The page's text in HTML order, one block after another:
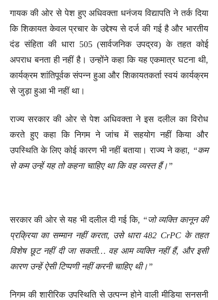
गायक की ओर से पेश हुए अधिवक्ता धनंजय विद्यापति ने तर्क दिया
कि शिकायत केवल प्रचार के उद्देश्य से दर्ज की गई है और भारतीय
दंड संहिता की धारा 505 (सार्वजनिक उपद्रव) के तहत कोई
अपराध बनता ही नहीं है। उन्होंने कहा कि यह एकमात्र घटना थी,
कार्यक्रम शांतिपूर्वक संपन्न हुआ और शिकायतकर्ता स्वयं कार्यक्रम
से जुड़ा हुआ भी नहीं था।
राज्य सरकार की ओर से पेश अधिवक्ता ने इस दलील का विरोध
करते हुए कहा कि निगम ने जांच में सहयोग नहीं किया और
उपस्थिति के लिए कोई कारण भी नहीं बताया। राज्य ने कहा, “कम
से कम उन्हें यह तो कहना चाहिए था कि वह व्यस्त हैं।”
सरकार की ओर से यह भी दलील दी गई कि, “जो व्यक्ति कानून की
प्रक्रिया का सम्मान नहीं करता, उसे धारा 482 CrPC के तहत
विशेष छूट नहीं दी जा सकती… वह आम व्यक्ति नहीं हैं, और इसी
कारण उन्हें ऐसी टिप्पणी नहीं करनी चाहिए थी।”
निगम की शारीरिक उपस्थिति से उत्पन्न होने वाली मीडिया सनसनी